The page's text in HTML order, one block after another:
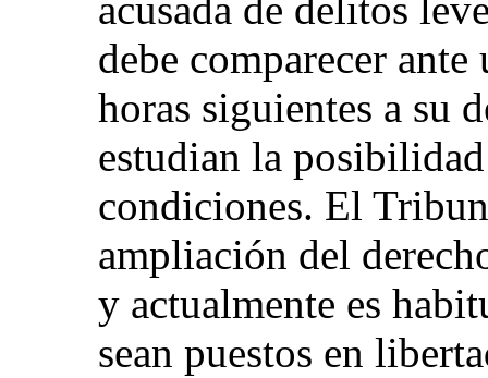
acusada de delitos
debe comparecer
horas siguientes a su
estudian la
condiciones. El
ampliación del
y actualmente es
sean puestos en